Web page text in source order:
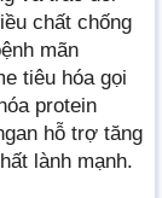
chất chống
mãn
tiêu hóa gọi
protein
hỗ trợ tăng
lành mạnh.